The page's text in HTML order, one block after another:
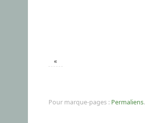
«
Pour marque-pages : Permaliens.